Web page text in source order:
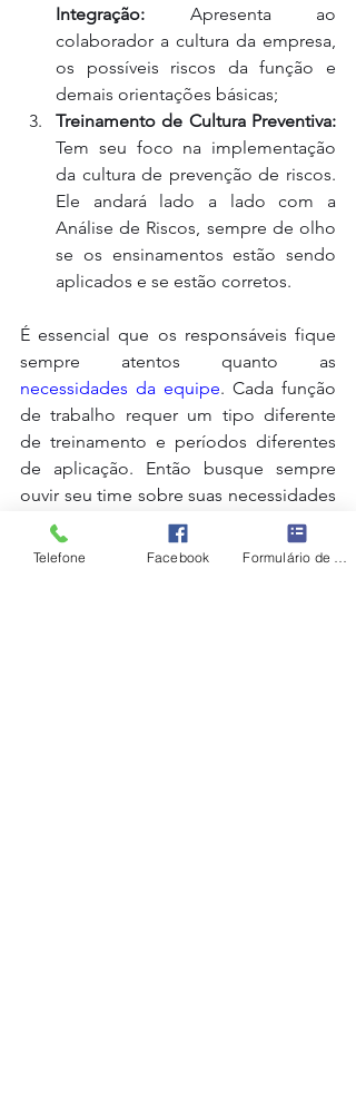
Integração: Apresenta ao
colaborador a cultura da empresa,
os possíveis riscos da função e
demais orientações básicas;
Treinamento de Cultura Preventiva:
Tem seu foco na implementação
da cultura de prevenção de riscos.
Ele andará lado a lado com a
Análise de Riscos, sempre de olho
se os ensinamentos estão sendo
aplicados e se estão corretos.
É essencial que os responsáveis fique
necessidades da equipe. Cada função
de trabalho requer um tipo diferente
de treinamento e períodos diferentes
de aplicação. Então busque sempre
ouvir seu time sobre suas necessidades
e observações.
Fonte:
Falando de Proteção .
Telefone Facebook